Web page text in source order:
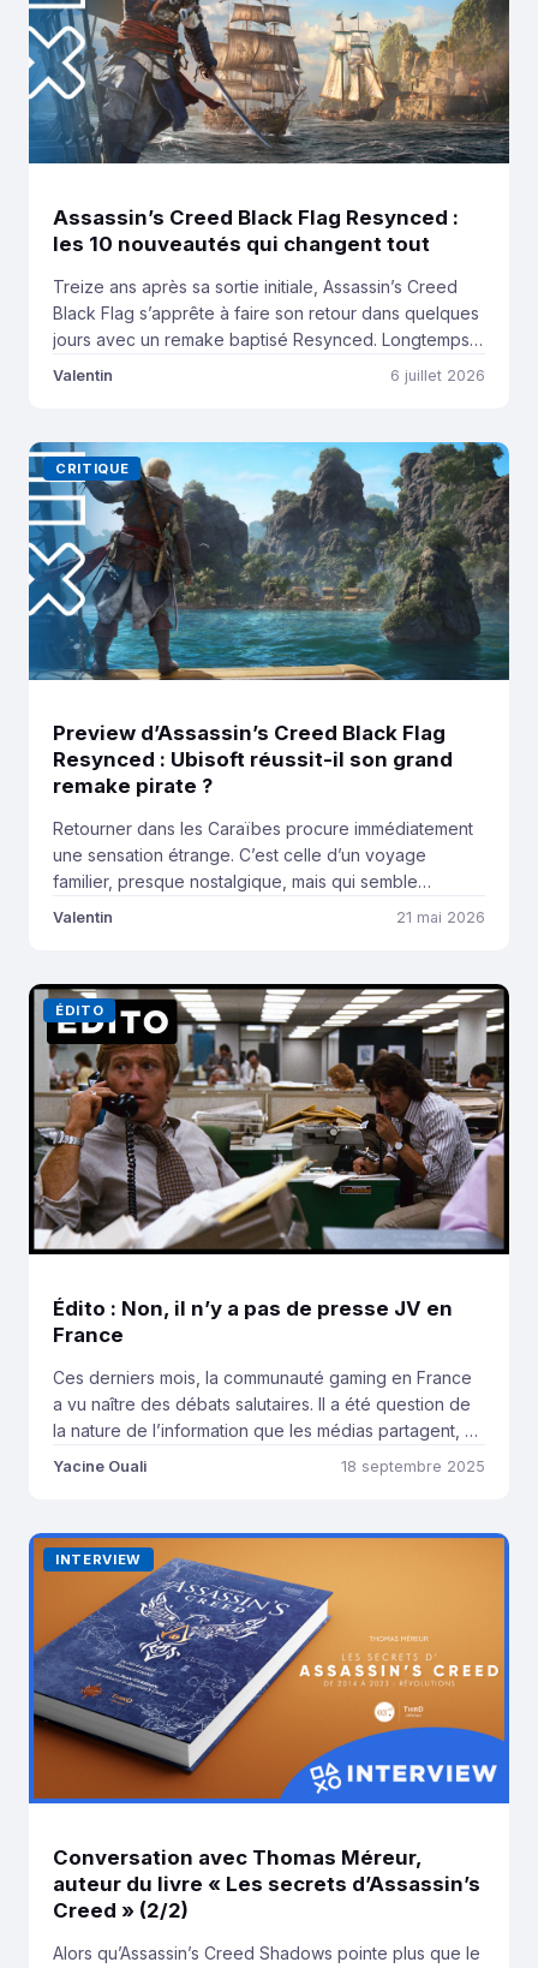
Assassin’s Creed Black Flag Resynced :
les 10 nouveautés qui changent tout
Treize ans après sa sortie initiale, Assassin’s Creed
Black Flag s’apprête à faire son retour dans quelques
jours avec un remake baptisé Resynced. Longtemps
considéré comme parmi l’un des épisodes les plus
joueurs. En sortant cet atout de sa manche […]
Valentin 6 juillet 2026
CRITIQUE
Preview d’Assassin’s Creed Black Flag
Resynced : Ubisoft réussit-il son grand
remake pirate ?
Retourner dans les Caraïbes procure immédiatement
une sensation étrange. C’est celle d’un voyage
familier, presque nostalgique, mais qui semble
pourtant nouveau tant Assassin’s Creed Black Flag a
maritime et son protagoniste devenu culte : Edward
Kenway. Plus de dix ans après […]
Valentin 21 mai 2026
ÉDITO
Édito : Non, il n’y a pas de presse JV en
France
Ces derniers mois, la communauté gaming en France
a vu naître des débats salutaires. Il a été question de
la nature de l’information que les médias partagent, du
respect des artistes et des entreprises, et du
semblait avoir émergé sur le […]
Yacine Ouali 18 septembre 2025
INTERVIEW
Conversation avec Thomas Méreur,
auteur du livre « Les secrets d’Assassin’s
Creed » (2/2)
Alors qu’Assassin’s Creed Shadows pointe plus que le